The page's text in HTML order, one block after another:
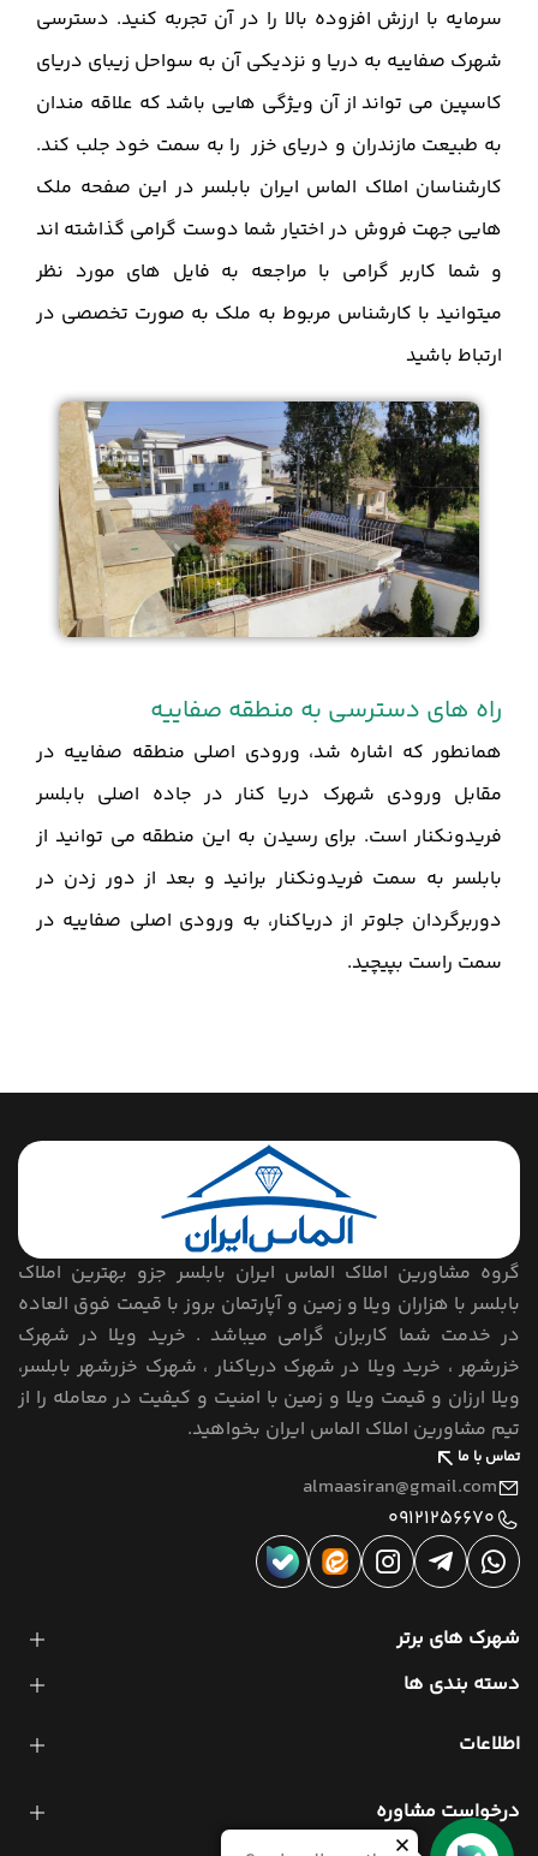
سرمایه با ارزش افزوده بالا را در آن تجربه کنید. دسترسی
شهرک صفاییه به دریا و نزدیکی آن به سواحل زیبای دریای
کاسپین می تواند از آن ویژگی هایی باشد که علاقه مندان
به طبیعت مازندران و دریای خزر را به سمت خود جلب کند.
کارشناسان املاک الماس ایران بابلسر در این صفحه ملک
هایی جهت فروش در اختیار شما دوست گرامی گذاشته اند
و شما کاربر گرامی با مراجعه به فایل های مورد نظر
میتوانید با کارشناس مربوط به ملک به صورت تخصصی در
ارتباط باشید
راه های دسترسی به منطقه صفاییه
همانطور که اشاره شد، ورودی اصلی منطقه صفاییه در
مقابل ورودی شهرک دریا کنار در جاده اصلی بابلسر
فریدونکنار است. برای رسیدن به این منطقه می توانید از
بابلسر به سمت فریدونکنار برانید و بعد از دور زدن در
دوربرگردان جلوتر از دریاکنار، به ورودی اصلی صفاییه در
سمت راست بپیچید.
گروه مشاورین املاک الماس ایران بابلسر جزو بهترین املاک
بابلسر با هزاران ویلا و زمین و آپارتمان بروز با قیمت فوق العاده
در خدمت شما کاربران گرامی میباشد . خرید ویلا در شهرک
خزرشهر ، خرید ویلا در شهرک دریاکنار ، شهرک خزرشهر بابلسر،
ویلا ارزان و قیمت ویلا و زمین با امنیت و کیفیت در معامله را از
تیم مشاورین املاک الماس ایران بخواهید.
تماس با ما
almaasiran@gmail.com
09121256670
شهرک های برتر
دسته بندی ها
اطلاعات
درخواست مشاوره